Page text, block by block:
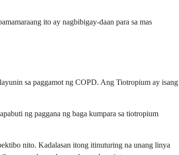
ito ay nagbibigay-daan para sa mas
sa paggamot ng COPD. Ang Tiotropium ay isang
ng paggana ng baga kumpara sa tiotropium
nito. Kadalasan itong itinuturing na unang linya